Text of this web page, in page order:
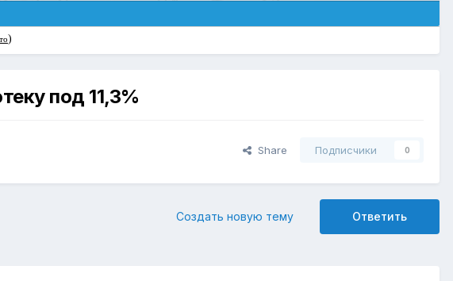
под 11,3%
Share Подписчики 0
Ответить
Создать новую тему